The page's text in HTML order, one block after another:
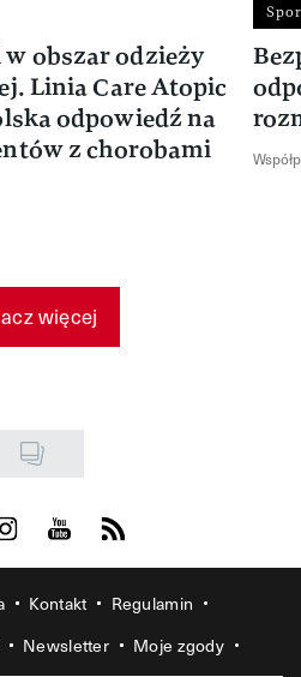
obszar odzieży
Linia Care Atopic
odpowiedź na
z chorobami
więcej
Facebook
us on Instagram
Visit us on Youtube
Visit us on Rss
Kontakt
Regulamin
Newsletter Moje zgody